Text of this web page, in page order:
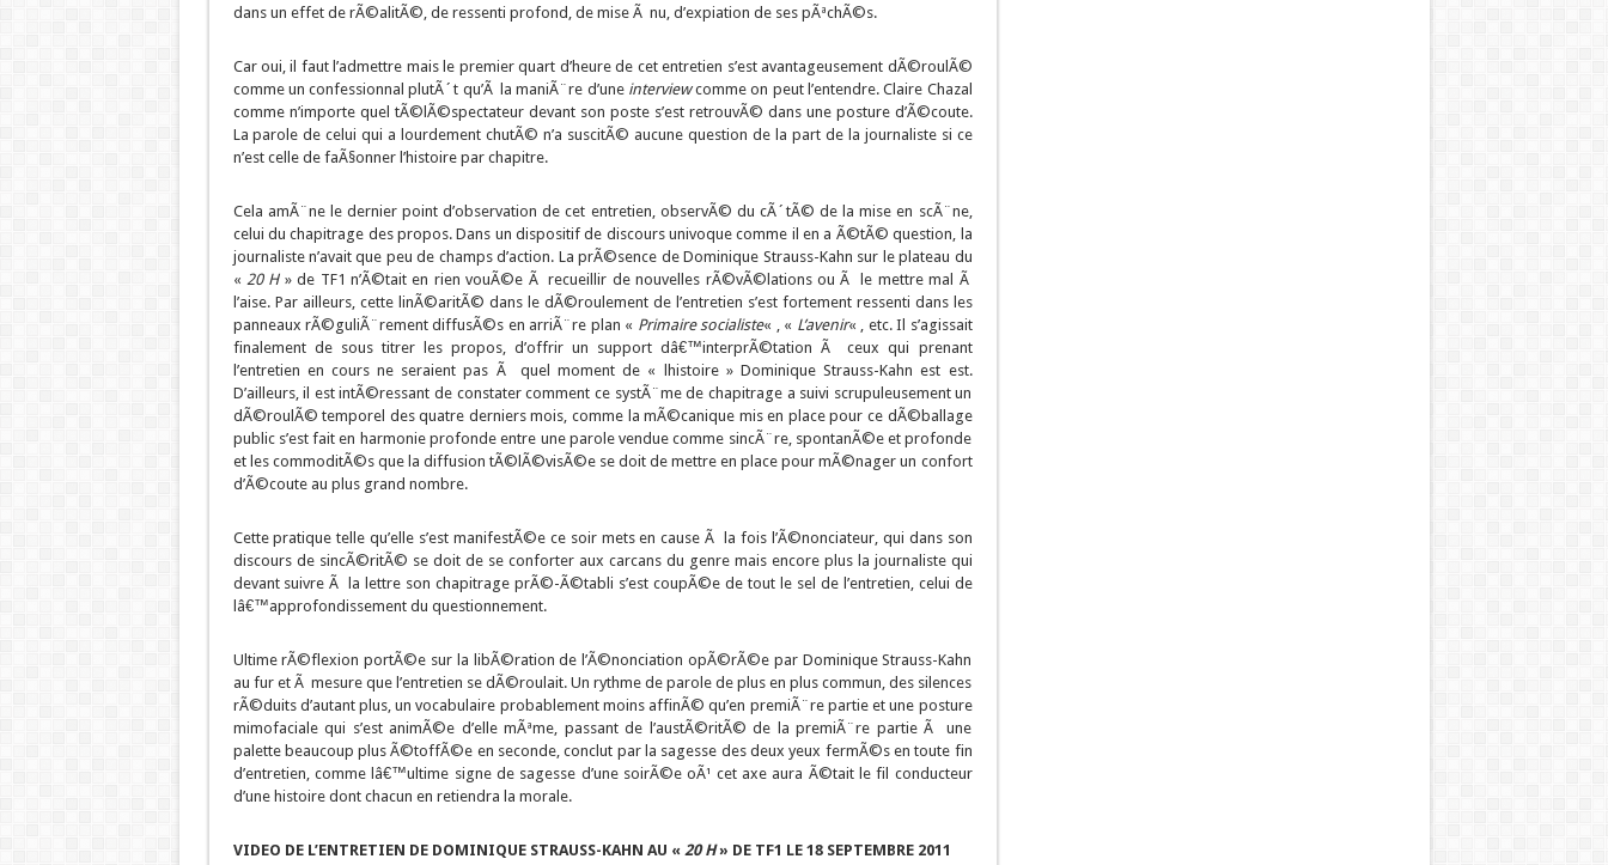
dans un effet de rÃ©alitÃ©, de ressenti profond, de mise Ã nu, d’expiation de ses pÃªchÃ©s.
Car oui, il faut l’admettre mais le premier quart d’heure de cet entretien s’est avantageusement dÃ©roulÃ©
comme un confessionnal plutÃ´t qu’Ã la maniÃ¨re d’une interviewcomme on peut l’entendre. Claire Chazal
comme n’importe quel tÃ©lÃ©spectateur devant son poste s’est retrouvÃ© dans une posture d’Ã©coute.
La parole de celui qui a lourdement chutÃ© n’a suscitÃ© aucune question de la part de la journaliste si ce
n’est celle de faÃ§onner l’histoire par chapitre.
Cela amÃ¨ne le dernier point d’observation de cet entretien, observÃ© du cÃ´tÃ© de la mise en scÃ¨ne,
celui du chapitrage des propos. Dans un dispositif de discours univoque comme il en a Ã©tÃ© question, la
journaliste n’avait que peu de champs d’action. La prÃ©sence de Dominique Strauss-Kahn sur le plateau du
« 20 H» de TF1 n’Ã©tait en rien vouÃ©e Ã recueillir de nouvelles rÃ©vÃ©lations ou Ã le mettre mal Ã
l’aise. Par ailleurs, cette linÃ©aritÃ© dans le dÃ©roulement de l’entretien s’est fortement ressenti dans les
panneaux rÃ©guliÃ¨rement diffusÃ©s en arriÃ¨re plan « Primaire socialiste« , « L’avenir« , etc. Il s’agissait
finalement de sous titrer les propos, d’offrir un support dâ€™interprÃ©tation Ã ceux qui prenant
l’entretien en cours ne seraient pas Ã quel moment de « lhistoire » Dominique Strauss-Kahn est est.
D’ailleurs, il est intÃ©ressant de constater comment ce systÃ¨me de chapitrage a suivi scrupuleusement un
dÃ©roulÃ© temporel des quatre derniers mois, comme la mÃ©canique mis en place pour ce dÃ©ballage
public s’est fait en harmonie profonde entre une parole vendue comme sincÃ¨re, spontanÃ©e et profonde
et les commoditÃ©s que la diffusion tÃ©lÃ©visÃ©e se doit de mettre en place pour mÃ©nager un confort
d’Ã©coute au plus grand nombre.
Cette pratique telle qu’elle s’est manifestÃ©e ce soir mets en cause Ã la fois l’Ã©nonciateur, qui dans son
discours de sincÃ©ritÃ© se doit de se conforter aux carcans du genre mais encore plus la journaliste qui
devant suivre Ã la lettre son chapitrage prÃ©-Ã©tabli s’est coupÃ©e de tout le sel de l’entretien, celui de
lâ€™approfondissement du questionnement.
Ultime rÃ©flexion portÃ©e sur la libÃ©ration de l’Ã©nonciation opÃ©rÃ©e par Dominique Strauss-Kahn
au fur et Ã mesure que l’entretien se dÃ©roulait. Un rythme de parole de plus en plus commun, des silences
rÃ©duits d’autant plus, un vocabulaire probablement moins affinÃ© qu’en premiÃ¨re partie et une posture
mimofaciale qui s’est animÃ©e d’elle mÃªme, passant de l’austÃ©ritÃ© de la premiÃ¨re partie Ã une
palette beaucoup plus Ã©toffÃ©e en seconde, conclut par la sagesse des deux yeux fermÃ©s en toute fin
d’entretien, comme lâ€™ultime signe de sagesse d’une soirÃ©e oÃ¹ cet axe aura Ã©tait le fil conducteur
d’une histoire dont chacun en retiendra la morale.
VIDEO DE L’ENTRETIEN DE DOMINIQUE STRAUSS-KAHN AU « 20 H» DE TF1 LE 18 SEPTEMBRE 2011